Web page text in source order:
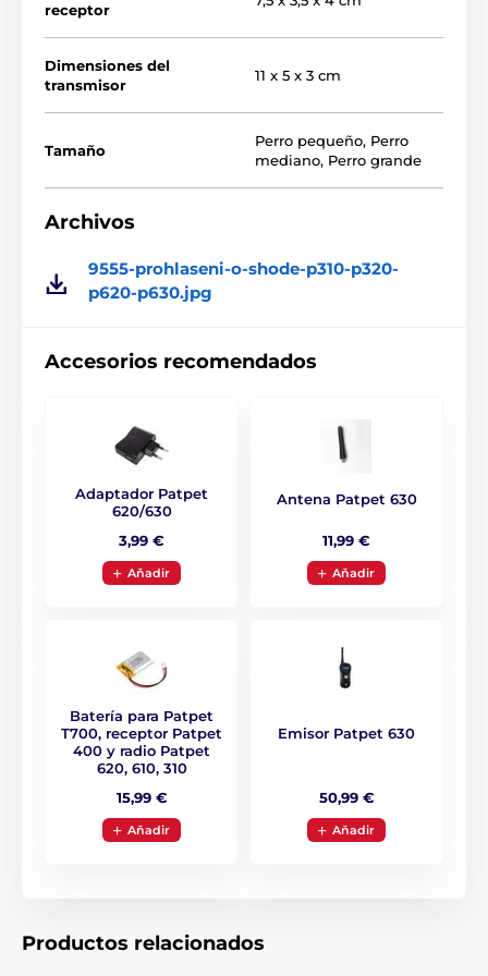
Recarga rápida: 2 horas para una batería completa
general del estado de la batería y la intensidad del
pulso
Patpet 630 tiene funciones de sonido, luz
y vibración. El rango de vibración es
Alcance del collar:
Con el collar Patpet 630 tendrá el control
de su perro hasta 600 m. El collar es
receptor
Dimensiones del
transmisor
11 x 5 x 3 cm
Tamaño
Perro pequeño, Perro
mediano, Perro grande
Archivos
9555-prohlaseni-o-shode-p310-p320-
p620-p630.jpg
Accesorios recomendados
Adaptador Patpet
620/630
3,99 €
Aňadir
Antena Patpet 630
11,99 €
Aňadir
Batería para Patpet
T700, receptor Patpet
400 y radio Patpet
620, 610, 310
15,99 €
Aňadir
Emisor Patpet 630
50,99 €
Aňadir
Productos relacionados